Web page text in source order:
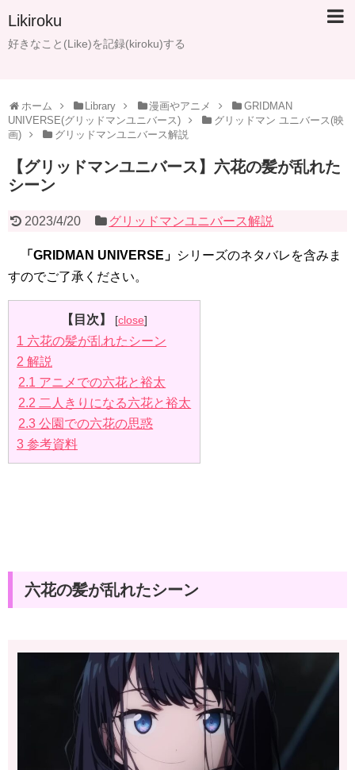
Likiroku
好きなこと(Like)を記録(kiroku)する
ホーム Library 漫画やアニメ
GRIDMAN
UNIVERSE(グリッドマンユニバース)
グリッドマン ユニバース(映
画)
グリッドマンユニバース解説
【グリッドマンユニバース】六花の髪が乱れた
シーン
2023/4/20 グリッドマンユニバース解説
「GRIDMAN UNIVERSE」 シリーズのネタバレを含みま
すのでご了承ください。
【目次】 [close]
1 六花の髪が乱れたシーン
2 解説
2.1 アニメでの六花と裕太
2.2 二人きりになる六花と裕太
2.3 公園での六花の思惑
3 参考資料
六花の髪が乱れたシーン